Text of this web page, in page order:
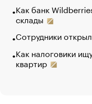
Как банк
склады
Сотрудники
Как налоговики
квартир